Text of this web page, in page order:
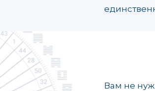
Вам не